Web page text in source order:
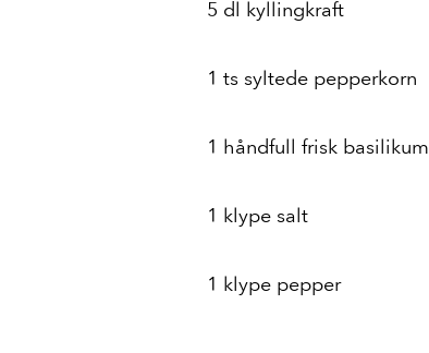
5 dl kyllingkraft
1 ts syltede pepperkorn
1 håndfull frisk basilikum
1 klype salt
1 klype pepper